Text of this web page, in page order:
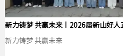
新力铸梦 共赢未来丨2026届新山好人
新力铸梦 共赢未来